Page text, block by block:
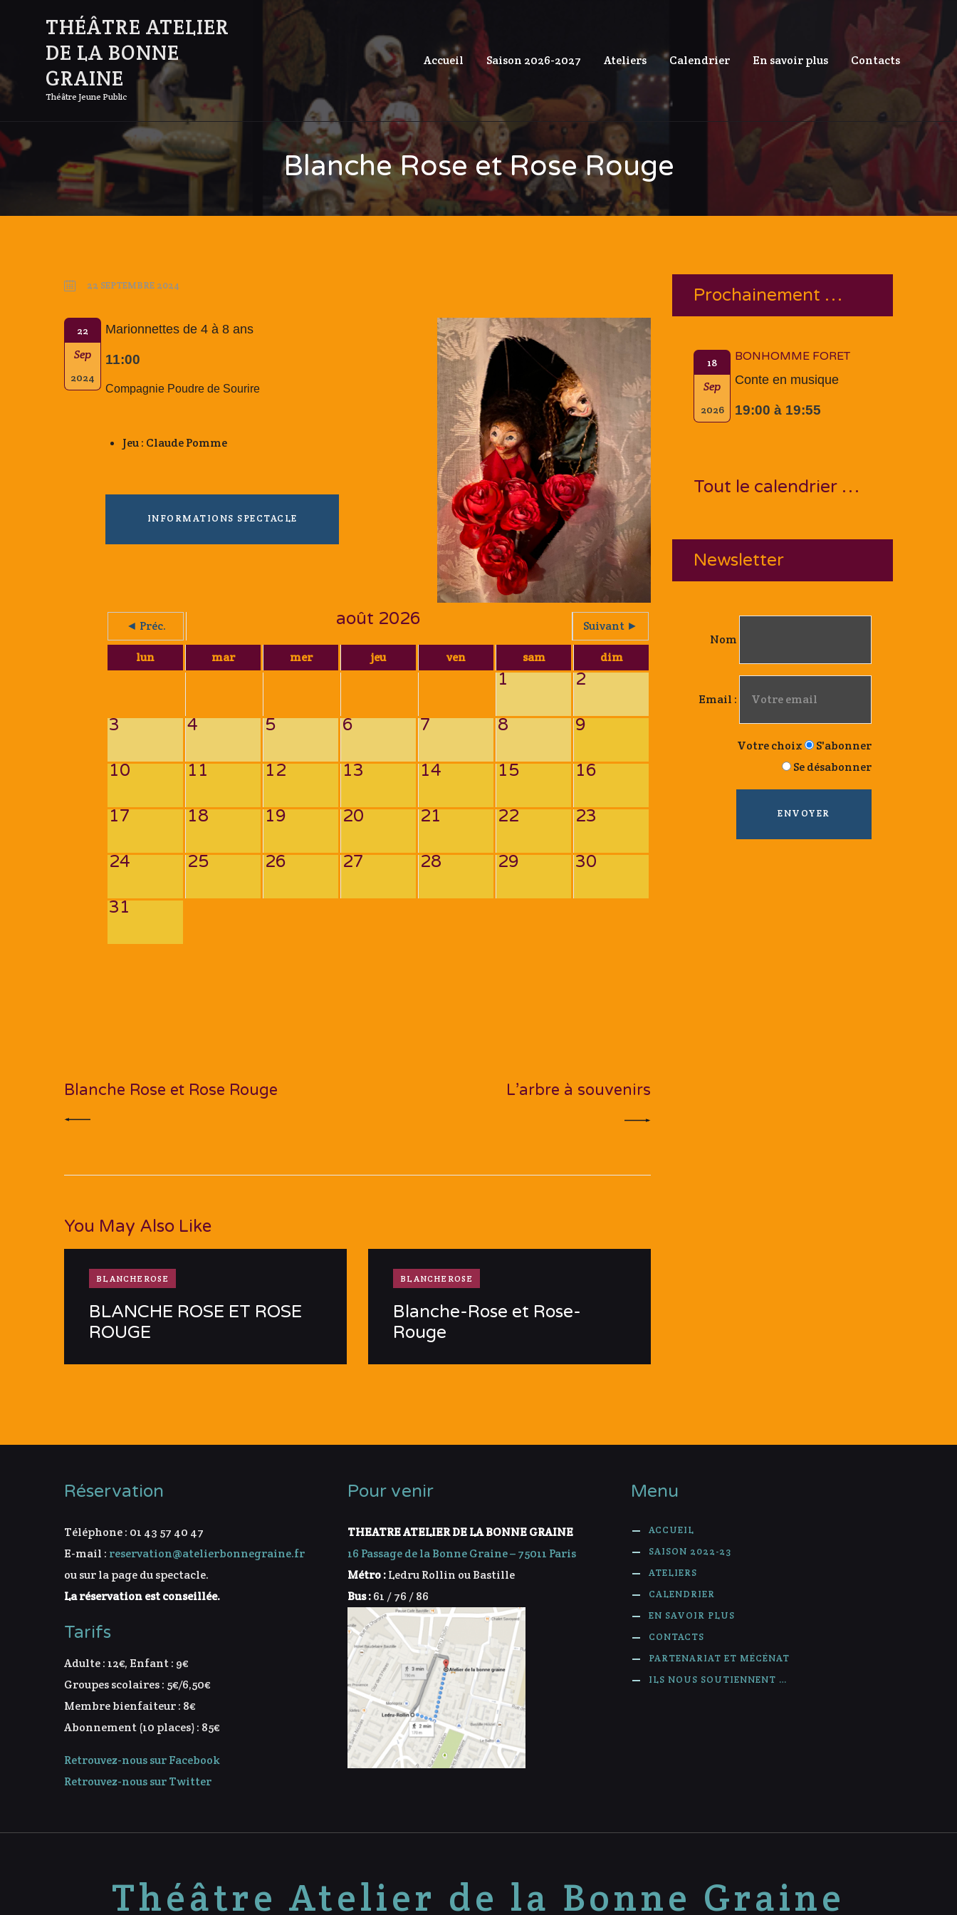
THÉÂTRE ATELIER
DE LA BONNE
GRAINE
Théâtre Jeune Public
Accueil Saison 2026-2027 Ateliers Calendrier En savoir plus Contacts
Blanche Rose et Rose Rouge
22 SEPTEMBRE 2024
22
Sep
2024
Marionnettes de 4 à 8 ans
11:00
Compagnie Poudre de Sourire
Jeu : Claude Pomme
INFORMATIONS SPECTACLE
◄ Préc. août 2026 Suivant ►
lun mar mer jeu ven sam dim
1 2
3 4 5 6 7 8 9
10 11 12 13 14 15 16
17 18 19 20 21 22 23
24 25 26 27 28 29 30
31
l’article
Blanche Rose et Rose Rouge L’arbre à souvenirs
You May Also Like
BLANCHEROSE
BLANCHE ROSE ET ROSE
ROUGE
BLANCHEROSE
Blanche-Rose et Rose-
Rouge
Prochainement …
18
Sep
2026
BONHOMME FORET
Conte en musique
19:00 à 19:55
Tout le calendrier …
Newsletter
Nom
Email :
Votre choix
S'abonner
Se désabonner
Réservation
Téléphone : 01 43 57 40 47
E-mail : reservation@atelierbonnegraine.fr
ou sur la page du spectacle.
La réservation est conseillée.
Tarifs
Adulte : 12€, Enfant : 9€
Groupes scolaires : 5€/6,50€
Membre bienfaiteur : 8€
Abonnement (10 places) : 85€
Retrouvez-nous sur Facebook
Retrouvez-nous sur Twitter
Pour venir
THEATRE ATELIER DE LA BONNE GRAINE
16 Passage de la Bonne Graine – 75011 Paris
Métro :Ledru Rollin ou Bastille
Bus :61 / 76 / 86
Menu
ACCUEIL
SAISON 2022-23
ATELIERS
CALENDRIER
EN SAVOIR PLUS
CONTACTS
PARTENARIAT ET MÉCÉNAT
ILS NOUS SOUTIENNENT …
Théâtre Atelier de la Bonne Graine